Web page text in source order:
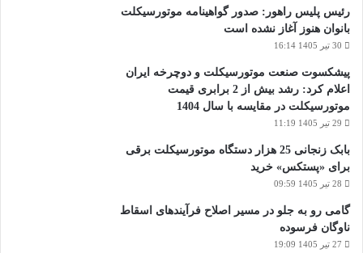
رئیس پلیس راهور: صدور گواهینامه موتورسیکلت
بانوان هنوز آغاز نشده است
30 تیر 1405 16:14
پیشکسوت صنعت موتورسیکلت و دوچرخه ایران
اعلام کرد: رشد بیش از 2 برابری قیمت
موتورسیکلت در مقایسه با سال 1404
29 تیر 1405 11:19
بابک زنجانی 25 هزار دستگاه موتورسیکلت برقی
برای «پستکس» خرید
28 تیر 1405 09:59
گامی رو به جلو در مسیر اصلاح فرآیندهای اسقاط
ناوگان فرسوده
27 تیر 1405 19:09